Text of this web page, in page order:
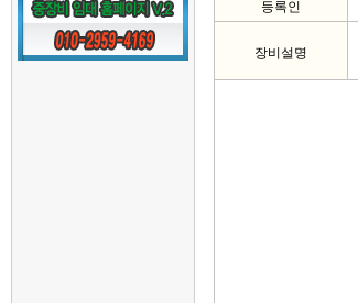
등록인
장비설명